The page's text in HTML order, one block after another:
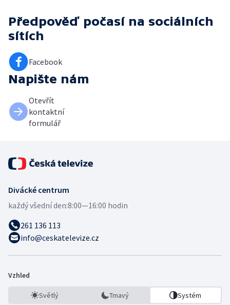
Předpověď počasí na sociálních
sítích
Facebook
Napište nám
Otevřít
kontaktní
formulář
Divácké centrum
každý všední den:8:00—16:00 hodin
261 136 113
info@ceskatelevize.cz
Vzhled
Světlý Tmavý Systém